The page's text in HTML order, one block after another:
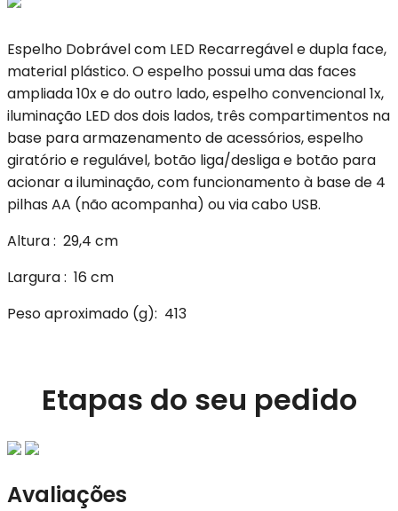
Espelho Dobrável com LED Recarregável e dupla face,
material plástico. O espelho possui uma das faces
ampliada 10x e do outro lado, espelho convencional 1x,
iluminação LED dos dois lados, três compartimentos na
base para armazenamento de acessórios, espelho
giratório e regulável, botão liga/desliga e botão para
acionar a iluminação, com funcionamento à base de 4
pilhas AA (não acompanha) ou via cabo USB.
Altura: 29,4 cm
Largura: 16 cm
Peso aproximado (g): 413
Etapas do seu pedido
Avaliações